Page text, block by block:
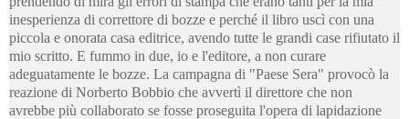
inesperienza di correttore di bozze e perché il libro uscì con una
piccola e onorata casa editrice, avendo tutte le grandi case rifiutato il
mio scritto. E fummo in due, io e l'editore, a non curare
adeguatamente le bozze. La campagna di "Paese Sera" provocò la
reazione di Norberto Bobbio che avvertì il direttore che non
avrebbe più collaborato se fosse proseguita l'opera di lapidazione